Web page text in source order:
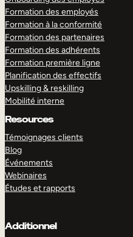
Formation des employés
Formation à la conformité
Formation des partenaires
Formation des adhérents
Formation première ligne
Planification des effectifs
Upskilling & reskilling
Mobilité interne
Resources
Témoignages clients
Blog
Événements
Webinaires
Études et rapports
Additionnel